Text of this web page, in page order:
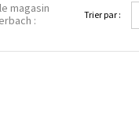
Trier par :
magasin
: